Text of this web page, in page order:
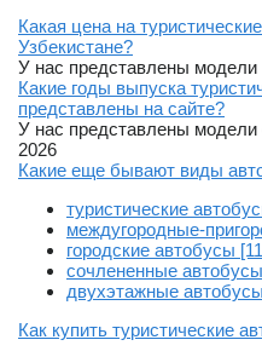
Какая цена на
Узбекистане?
У нас представлены модели
Какие годы выпуска
представлены на сайте?
У нас представлены модели
2026
Какие еще бывают виды
туристические
междугородные-
городские автобусы
сочлененные
двухэтажные
Как купить туристические